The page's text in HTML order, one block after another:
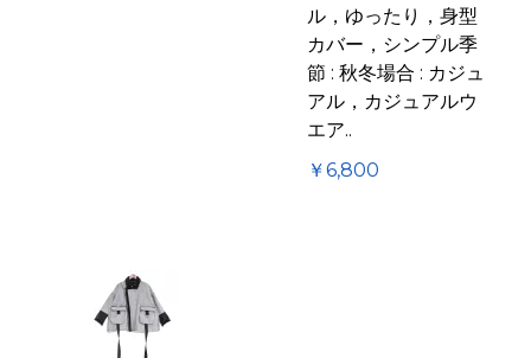
ル，ゆったり，身型
カバー，シンプル季
節 : 秋冬場合 : カジュ
アル，カジュアルウ
エア..
￥6,800